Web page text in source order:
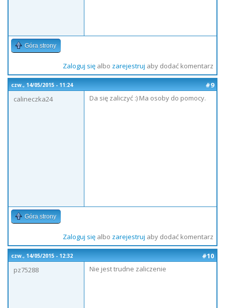
Góra strony
Zaloguj sięalbo zarejestruj aby dodać komentarz
czw., 14/05/2015 - 11:24
#9
calineczka24
Da się zaliczyć :) Ma osoby do pomocy.
Góra strony
Zaloguj sięalbo zarejestruj aby dodać komentarz
czw., 14/05/2015 - 12:32
#10
pz75288
Nie jest trudne zaliczenie